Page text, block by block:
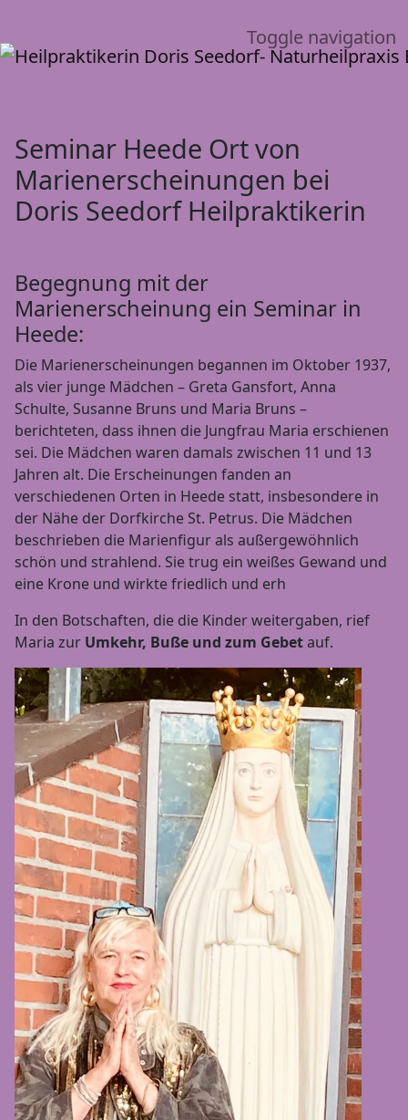
Toggle navigation
Seminar Heede Ort von
Marienerscheinungen bei
Doris Seedorf Heilpraktikerin
Begegnung mit der
Marienerscheinung ein Seminar in
Heede:
Die Marienerscheinungen begannen im Oktober 1937,
als vier junge Mädchen – Greta Gansfort, Anna
Schulte, Susanne Bruns und Maria Bruns –
berichteten, dass ihnen die Jungfrau Maria erschienen
sei. Die Mädchen waren damals zwischen 11 und 13
Jahren alt. Die Erscheinungen fanden an
verschiedenen Orten in Heede statt, insbesondere in
der Nähe der Dorfkirche St. Petrus. Die Mädchen
beschrieben die Marienfigur als außergewöhnlich
schön und strahlend. Sie trug ein weißes Gewand und
eine Krone und wirkte friedlich und erh
In den Botschaften, die die Kinder weitergaben, rief
Maria zur Umkehr, Buße und zum Gebetauf.